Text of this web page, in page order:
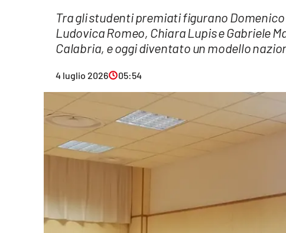
Economia e lavoro
Tra gli studenti premiati figurano
Ludovica Romeo, Chiara Lupis e Gabriele
Calabria, e oggi diventato un modello
4 luglio 2026 05:54